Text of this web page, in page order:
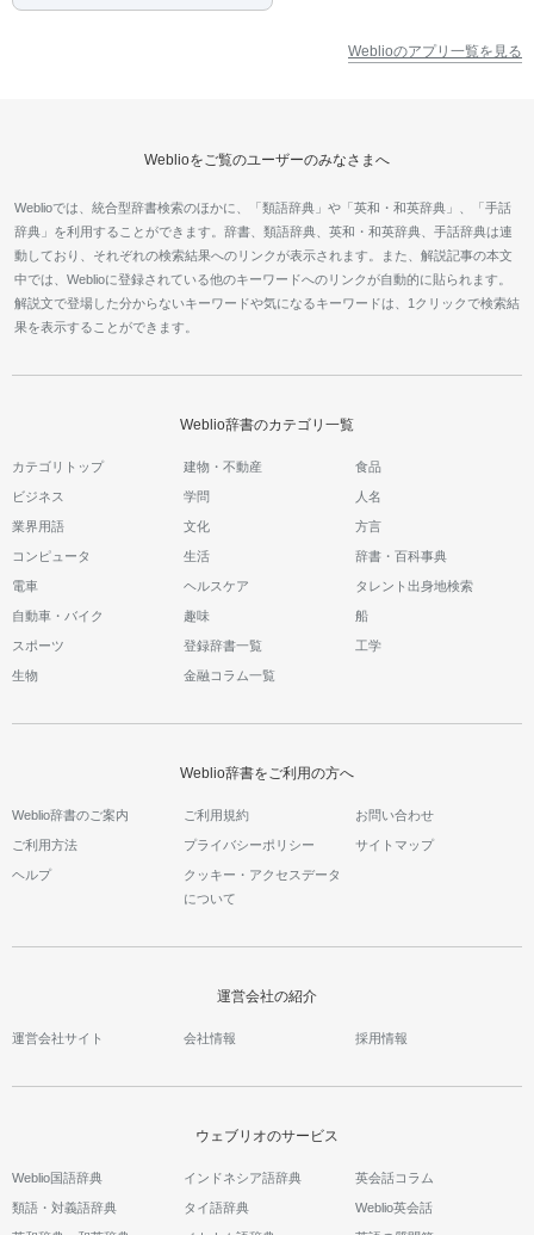
Weblioのアプリ一覧を見る
Weblioをご覧のユーザーのみなさまへ
Weblioでは、統合型辞書検索のほかに、「類語辞典」や「英和・和英辞典」、「手話
辞典」を利用することができます。辞書、類語辞典、英和・和英辞典、手話辞典は連
動しており、それぞれの検索結果へのリンクが表示されます。また、解説記事の本文
中では、Weblioに登録されている他のキーワードへのリンクが自動的に貼られます。
解説文で登場した分からないキーワードや気になるキーワードは、1クリックで検索結
果を表示することができます。
Weblio辞書のカテゴリ一覧
カテゴリトップ 建物・不動産 食品
ビジネス 学問 人名
業界用語 文化 方言
コンピュータ 生活 辞書・百科事典
電車 ヘルスケア タレント出身地検索
自動車・バイク 趣味 船
スポーツ 登録辞書一覧 工学
生物 金融コラム一覧
Weblio辞書をご利用の方へ
Weblio辞書のご案内 ご利用規約 お問い合わせ
ご利用方法 プライバシーポリシー サイトマップ
ヘルプ
クッキー・アクセスデータ
について
運営会社の紹介
運営会社サイト 会社情報 採用情報
ウェブリオのサービス
Weblio国語辞典
類語・対義語辞典
インドネシア語辞典
タイ語辞典
英会話コラム
Weblio英会話